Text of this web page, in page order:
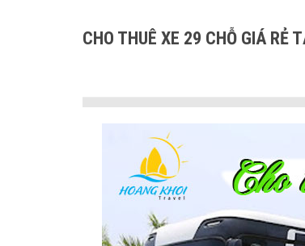
CHO THUÊ XE 29 CHỖ GIÁ RẺ